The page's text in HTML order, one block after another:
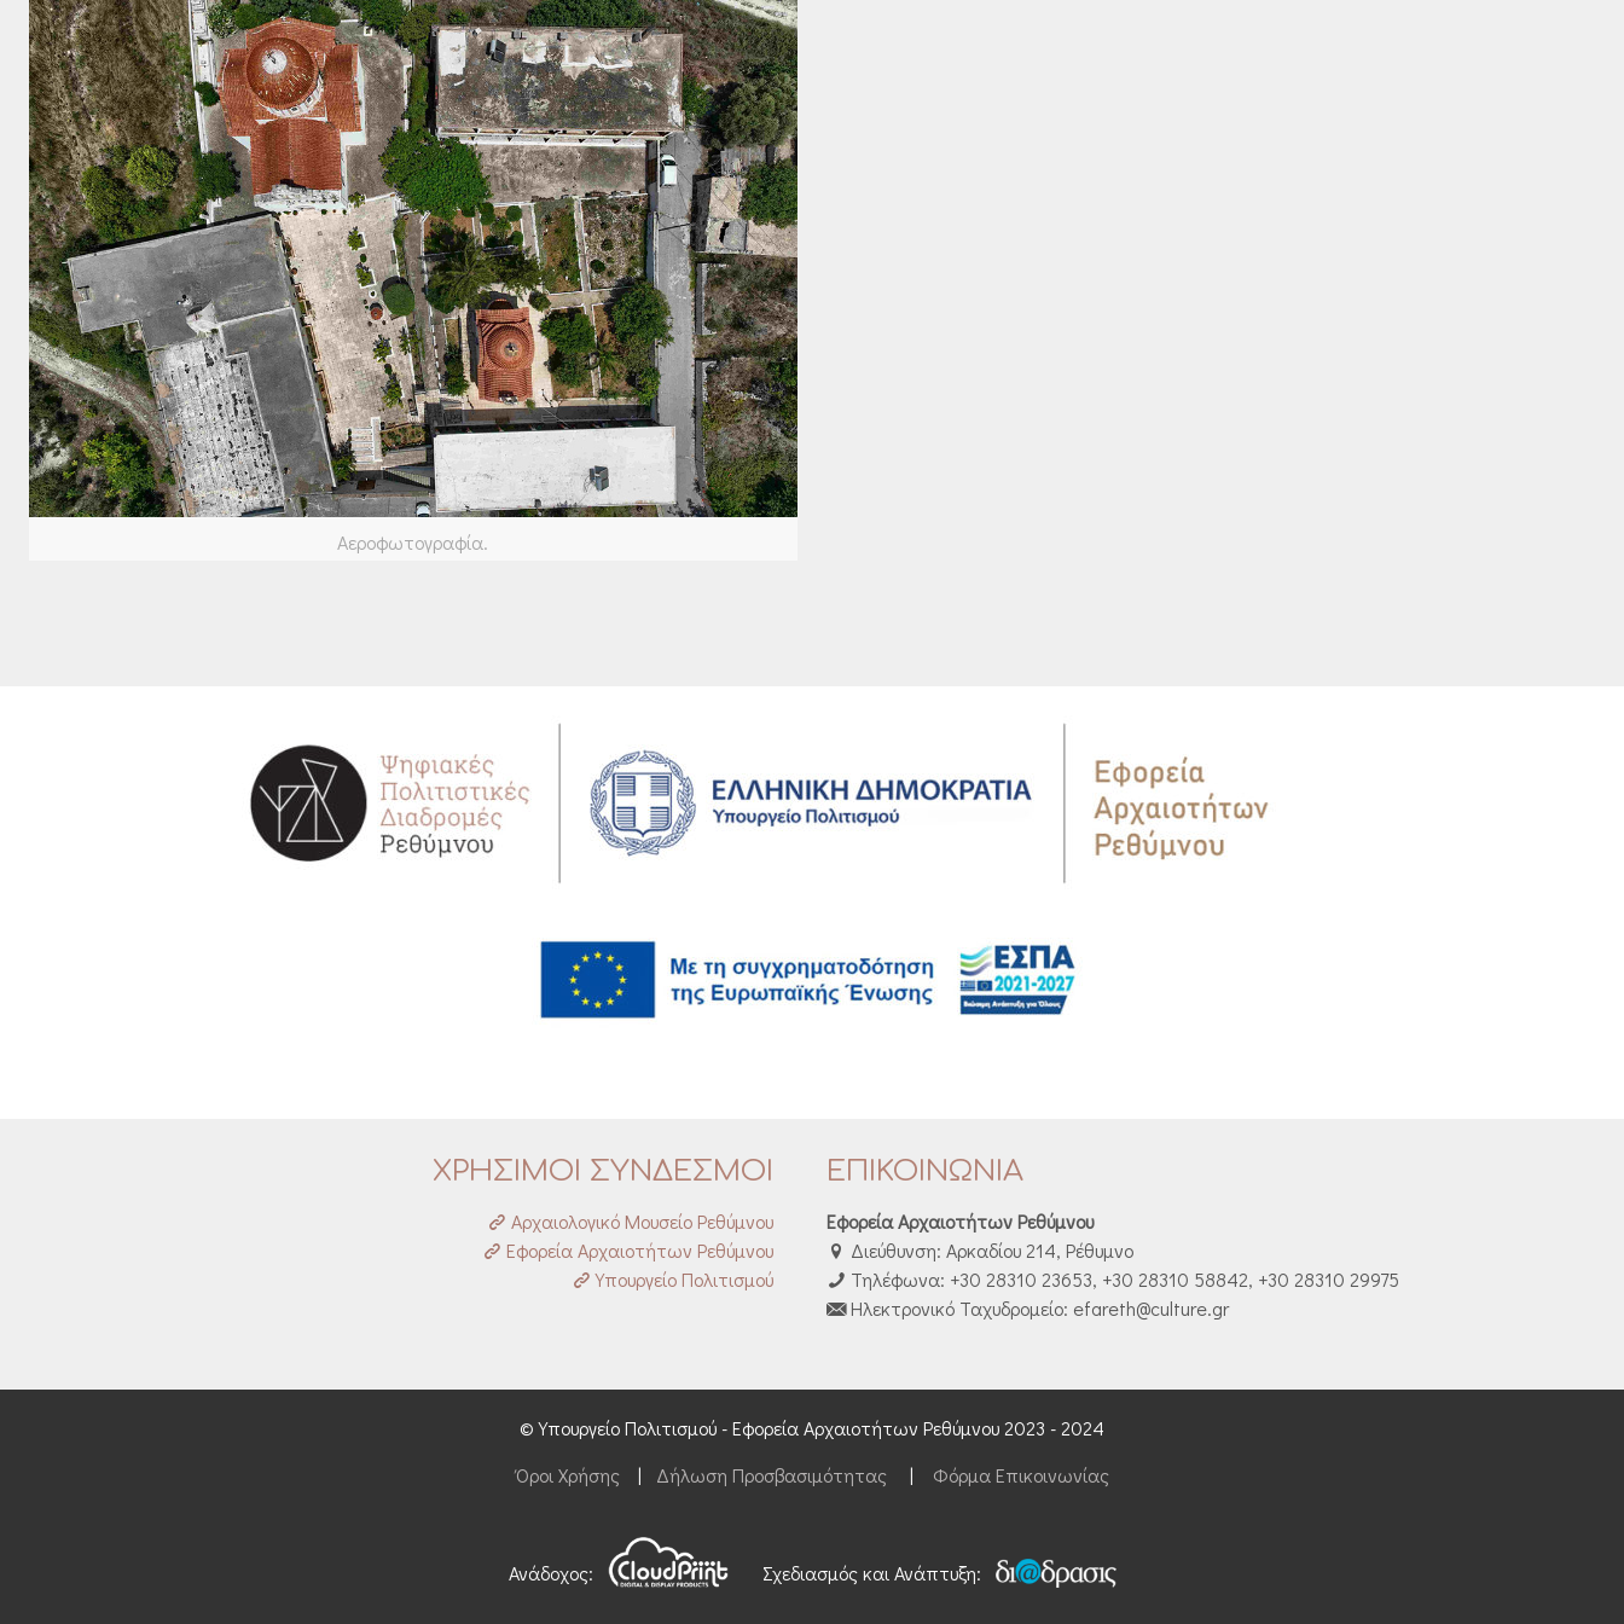
Αεροφωτογραφία.
ΧΡΗΣΙΜΟΙ ΣΥΝΔΕΣΜΟΙ
Αρχαιολογικό Μουσείο Ρεθύμνου
Εφορεία Αρχαιοτήτων Ρεθύμνου
Υπουργείο Πολιτισμού
ΕΠΙΚΟΙΝΩΝΙΑ
Εφορεία Αρχαιοτήτων Ρεθύμνου
Διεύθυνση: Αρκαδίου 214, Ρέθυμνο
Τηλέφωνα: +30 28310 23653, +30 28310 58842, +30 28310 29975
Ηλεκτρονικό Ταχυδρομείο: efareth@culture.gr
© Υπουργείο Πολιτισμού - Εφορεία Αρχαιοτήτων Ρεθύμνου 2023 - 2024
Όροι Χρήσης
| Δήλωση Προσβασιμότητας| Φόρμα Επικοινωνίας
Ανάδοχος: Σχεδιασμός και Ανάπτυξη: